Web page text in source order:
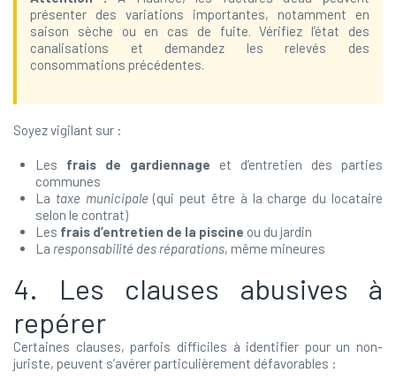
présenter des variations importantes, notamment en
saison sèche ou en cas de fuite. Vérifiez l’état des
canalisations et demandez les relevés des
consommations précédentes.
Soyez vigilant sur :
Les frais de gardiennage et d’entretien des parties
communes
La taxe municipale (qui peut être à la charge du locataire
selon le contrat)
Les frais d’entretien de la piscine ou du jardin
La responsabilité des réparations, même mineures
4. Les clauses abusives à
repérer
Certaines clauses, parfois difficiles à identifier pour un non-
juriste, peuvent s’avérer particulièrement défavorables :